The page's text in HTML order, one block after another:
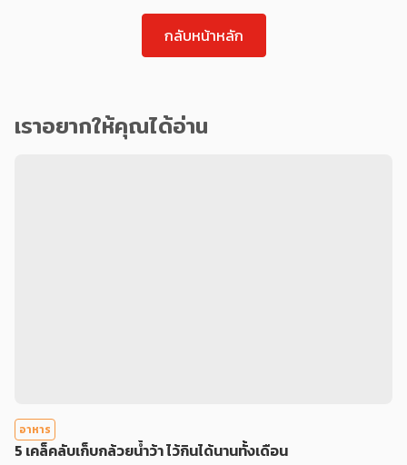
กลับหน้าหลัก
เราอยากให้คุณได้อ่าน
อาหาร
5 เคล็คลับเก็บกล้วยน้ำว้า ไว้กินได้นานทั้งเดือน